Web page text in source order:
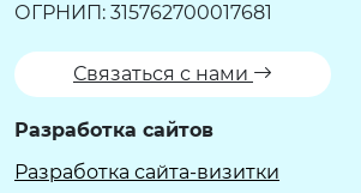
ОГРНИП: 315762700017681
Связаться с нами
Разработка сайтов
Разработка сайта-визитки